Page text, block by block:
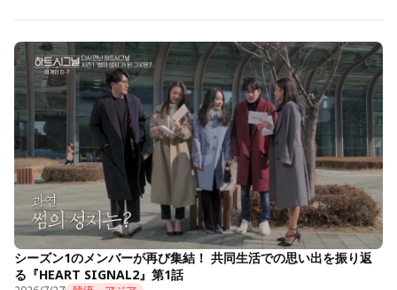
シーズン1のメンバーが再び集結！ 共同生活での思い出を振り返
る『HEART SIGNAL2』第1話